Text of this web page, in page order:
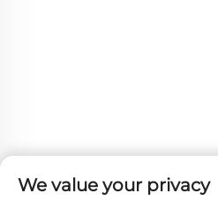
We value your privacy